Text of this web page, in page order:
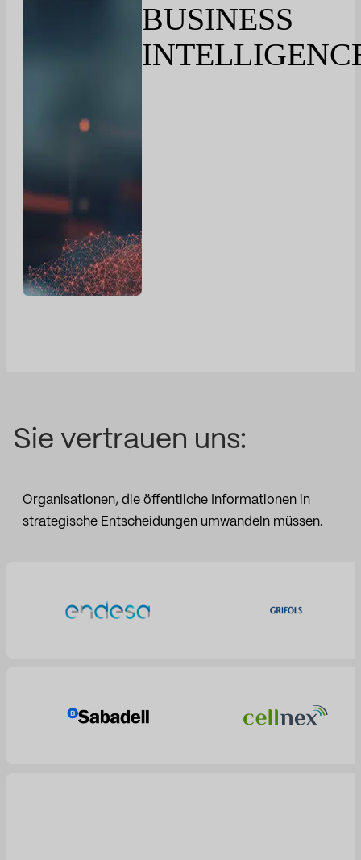
BUSINESS
Sie vertrauen uns:
Organisationen, die öffentliche Informationen in
strategische Entscheidungen umwandeln müssen.